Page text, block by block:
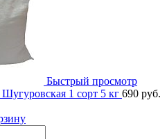
Быстрый просмотр
1 сорт 5 кг 690 руб.